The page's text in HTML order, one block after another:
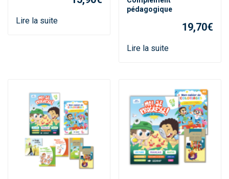
Lire la suite
pédagogique
19,70€
Lire la suite